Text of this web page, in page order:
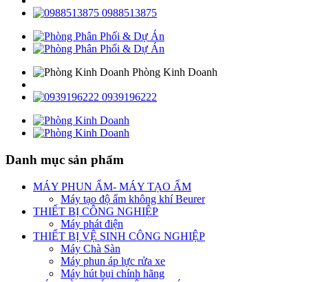
0988513875
Phòng Kinh Doanh
0939196222
Danh mục sản phẩm
MÁY PHUN ẨM- MÁY TẠO ẨM
Máy tạo độ ẩm không khí Beurer
THIẾT BỊ CÔNG NGHIỆP
Máy phát điện
THIẾT BỊ VỆ SINH CÔNG NGHIỆP
Máy Chà Sàn
Máy phun áp lực rửa xe
Máy hút bụi chính hãng